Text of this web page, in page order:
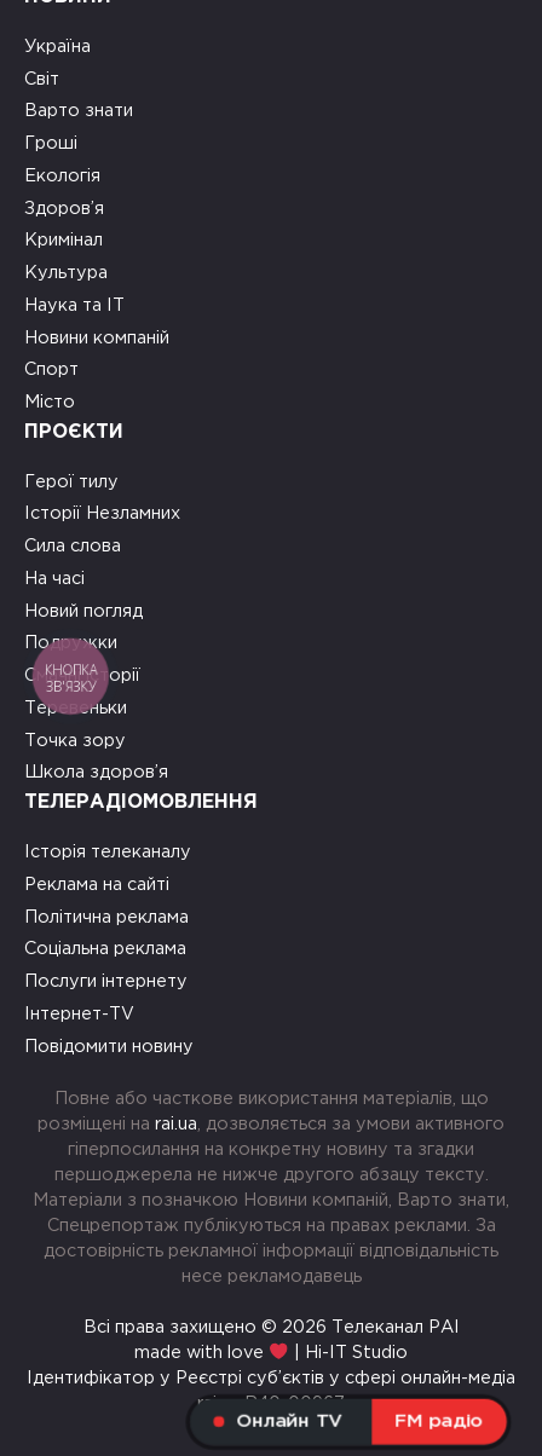
Онлайн TV FM радіо
Україна
Світ
Варто знати
Гроші
Екологія
Здоров’я
Кримінал
Культура
Наука та ІТ
Новини компаній
Спорт
Місто
ПРОЄКТИ
Герої тилу
Історії Незламних
Сила слова
На часі
Новий погляд
Подружки
Смачні історії
Теревеньки
Точка зору
Школа здоров’я
ТЕЛЕРАДІОМОВЛЕННЯ
Історія телеканалу
Реклама на сайті
Політична реклама
Соціальна реклама
Послуги інтернету
Інтернет-TV
Повідомити новину
Повне або часткове використання матеріалів, що
розміщені на rai.ua , дозволяється за умови активного
гіперпосилання на конкретну новину та згадки
першоджерела не нижче другого абзацу тексту.
Матеріали з позначкою Новини компаній, Варто знати,
Спецрепортаж публікуються на правах реклами. За
достовірність рекламної інформації відповідальність
несе рекламодавець
Всі права захищено © 2026 Телеканал РАІ
made with love
| Hi-IT Studio
Ідентифікатор у Реєстрі суб’єктів у сфері онлайн-медіа
rai.ua R40-00967
КНОПКА
ЗВ'ЯЗКУ